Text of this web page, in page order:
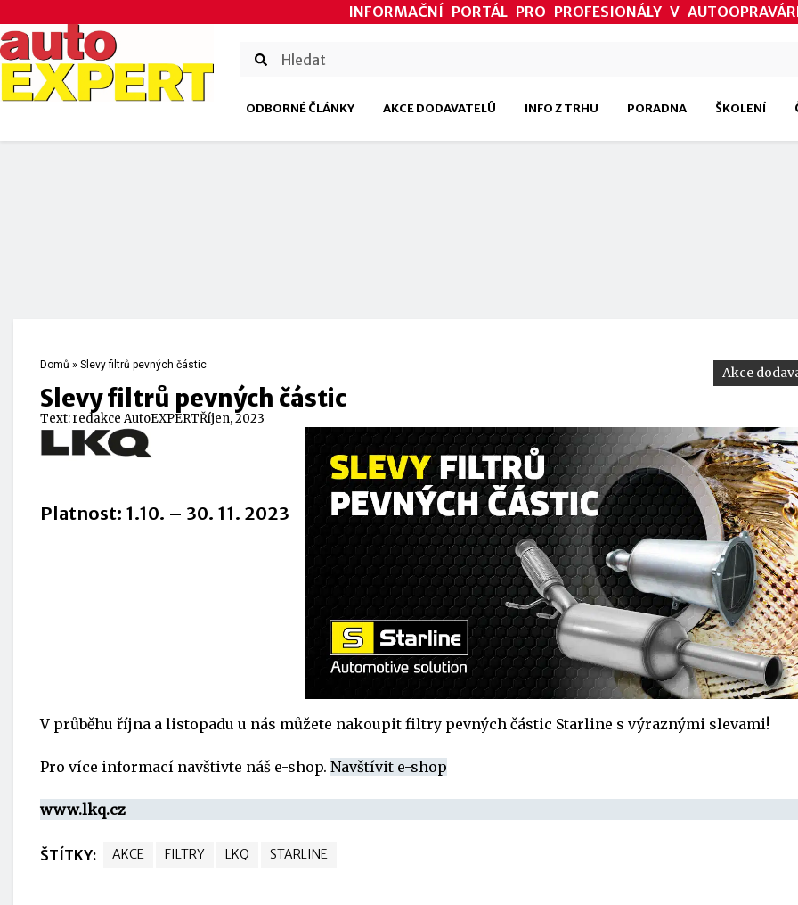
INFORMAČNÍ PORTÁL PRO PROFESIONÁLY V
ODBORNÉ ČLÁNKY AKCE DODAVATELŮ INFO Z TRHU PORADNA ŠKOLENÍ
Domů » Slevy filtrů pevných částic
Slevy filtrů pevných částic
Akce
Text:redakce AutoEXPERTŘíjen, 2023
Platnost: 1.10. – 30. 11. 2023
V průběhu října a listopadu u nás můžete nakoupit filtry pevných částic Starline s výraznými slevami!
Pro více informací navštivte náš e-shop. Navštívit e-shop
www.lkq.cz
ŠTÍTKY: AKCE FILTRY LKQ STARLINE